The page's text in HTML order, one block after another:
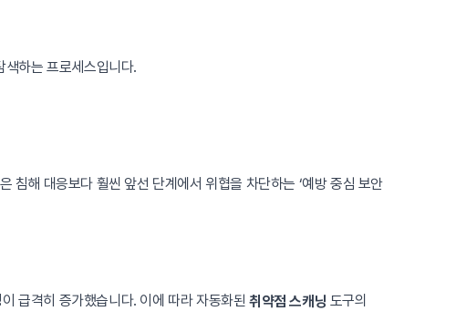
하는 프로세스입니다.
침해 대응보다 훨씬 앞선 단계에서 위협을 차단하는 ‘예방 중심 보안
급격히 증가했습니다. 이에 따라 자동화된 취약점 스캐닝 도구의